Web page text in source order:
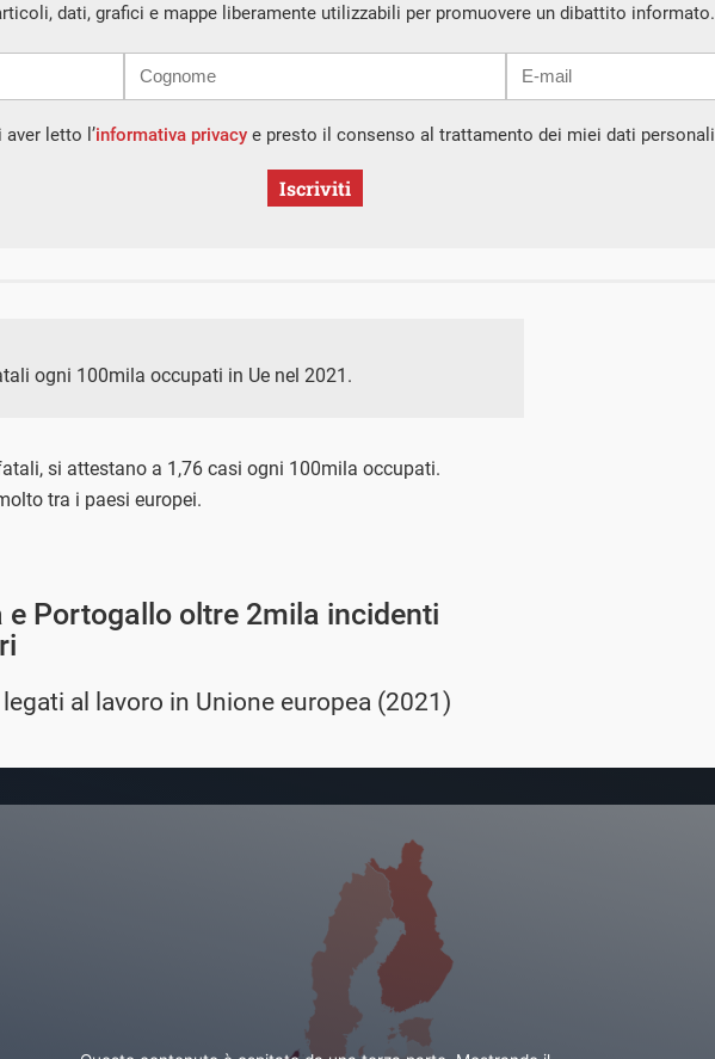
dati, grafici e mappe liberamente utilizzabili per promuovere un dibattito informato.
letto l’informativa privacye presto il consenso al trattamento dei miei dati personali
Iscriviti
ogni 100mila occupati in Ue nel 2021.
si attestano a 1,76 casi ogni 100mila occupati.
tra i paesi europei.
e Portogallo oltre 2mila incidenti
al lavoro in Unione europea (2021)